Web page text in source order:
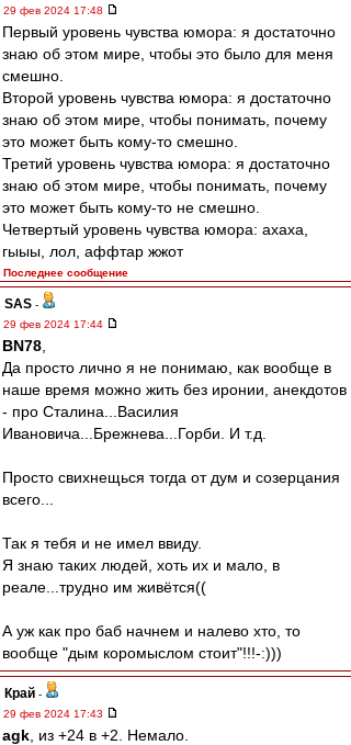
29 фев 2024 17:48
Первый уровень чувства юмора: я достаточно
знаю об этом мире, чтобы это было для меня
смешно.
Второй уровень чувства юмора: я достаточно
знаю об этом мире, чтобы понимать, почему
это может быть кому-то смешно.
Третий уровень чувства юмора: я достаточно
знаю об этом мире, чтобы понимать, почему
это может быть кому-то не смешно.
Четвертый уровень чувства юмора: ахаха,
гыыы, лол, аффтар жжот
Последнее сообщение
SAS -
29 фев 2024 17:44
BN78
Да просто лично я не понимаю, как вообще в
наше время можно жить без иронии, анекдотов
- про Сталина...Василия
Ивановича...Брежнева...Горби. И т.д.
Просто свихнещься тогда от дум и созерцания
всего...
Так я тебя и не имел ввиду.
Я знаю таких людей, хоть их и мало, в
реале...трудно им живётся((
А уж как про баб начнем и налево хто, то
вообще "дым коромыслом стоит"!!!-:)))
Край -
29 фев 2024 17:43
agk , из +24 в +2. Немало.